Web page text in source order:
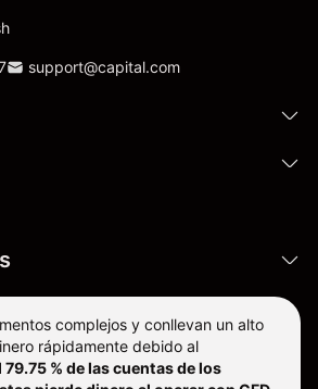
support@capital.com
complejos y conllevan un alto
rápidamente debido al
79.75 % de las cuentas de los